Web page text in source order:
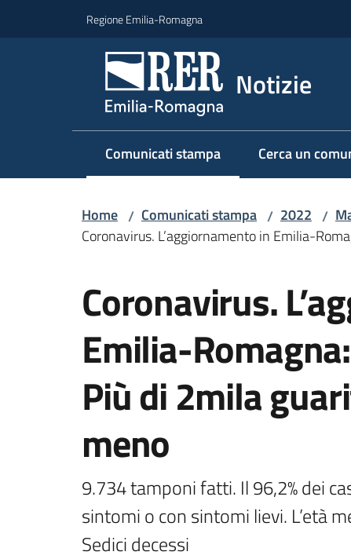
Regione Emilia-Romagna
Notizie
Comunicati stampa
Menu selezionato Cerca un
Home / Comunicati stampa / 2022 /
Coronavirus. L’aggiornamento in Emilia-
Coronavirus.
Emilia-
Più di 2mila
meno
9.734 tamponi fatti. Il 96,2% dei
sintomi o con sintomi lievi. L’età
Sedici decessi